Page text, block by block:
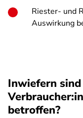
Riester- und
Auswirkung
Inwiefern
betroffen?